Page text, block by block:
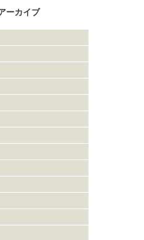
ーカイブ